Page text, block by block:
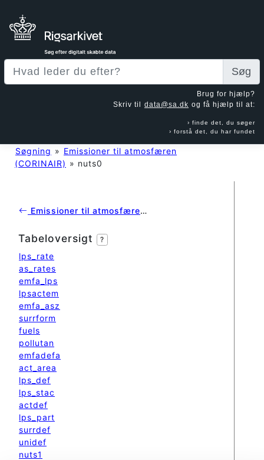
Søg
Brug for hjælp?
Skriv til data@sa.dk og få hjælp til at:
finde det, du søger
forstå det, du har fundet
Søgning » Emissioner til atmosfæren
(CORINAIR) » nuts0
Emissioner til atmosfæren (CORINAIR)
Tabeloversigt ?
lps_rate
as_rates
emfa_lps
lpsactem
emfa_asz
surrform
fuels
pollutan
emfadefa
act_area
lps_def
lps_stac
actdef
lps_part
surrdef
unidef
nuts1